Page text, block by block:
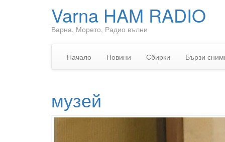
Varna HAM RADIO
Варна, Морето, Радио вълни
Начало Новини Сбирки Бързи
музей